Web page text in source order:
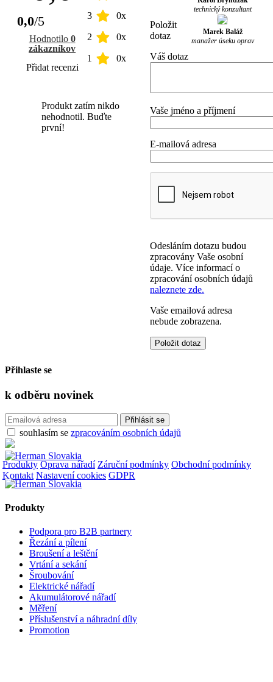
0,0/5
Hodnotilo 0
zákazníkov
Přidat recenzi
3 0x
2 0x
1 0x
Produkt zatím nikdo
nehodnotil. Buďte
první!
technický konzultant
Marek Baláž
manažer úseku oprav
Položit
dotaz
Váš dotaz
Vaše jméno a příjmení
E-mailová adresa
Odesláním dotazu budou
zpracovány Vaše osobní
údaje. Více informací o
zpracování osobních údajů
naleznete zde.
Vaše emailová adresa
nebude zobrazena.
Přihlaste se
k odběru novinek
souhlasím se zpracováním osobních údajů
Produkty Oprava nářadí Záruční podmínky Obchodní podmínky
Kontakt Nastavení cookies GDPR
Produkty
Podpora pro B2B partnery
Řezání a pílení
Broušení a leštění
Vrtání a sekání
Šroubování
Elektrické nářadí
Akumulátorové nářadí
Měření
Příslušenství a náhradní díly
Promotion